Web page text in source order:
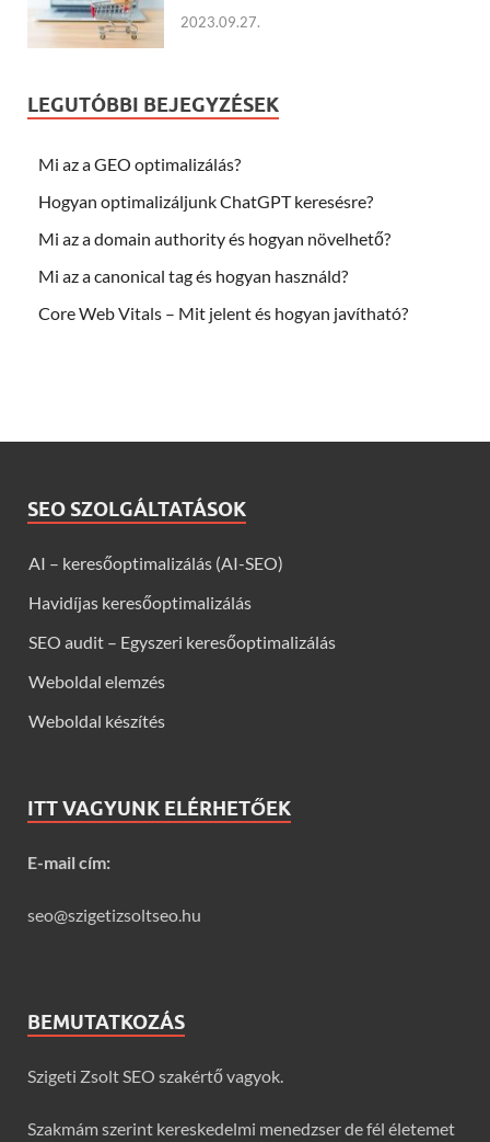
2023.09.27.
LEGUTÓBBI BEJEGYZÉSEK
Mi az a GEO optimalizálás?
Hogyan optimalizáljunk ChatGPT keresésre?
Mi az a domain authority és hogyan növelhető?
Mi az a canonical tag és hogyan használd?
Core Web Vitals – Mit jelent és hogyan javítható?
SEO SZOLGÁLTATÁSOK
AI – keresőoptimalizálás (AI-SEO)
Havidíjas keresőoptimalizálás
SEO audit – Egyszeri keresőoptimalizálás
Weboldal elemzés
Weboldal készítés
ITT VAGYUNK ELÉRHETŐEK
E-mail cím:
seo@szigetizsoltseo.hu
BEMUTATKOZÁS
Szigeti Zsolt SEO szakértő vagyok.
Szakmám szerint kereskedelmi menedzser de fél életemet